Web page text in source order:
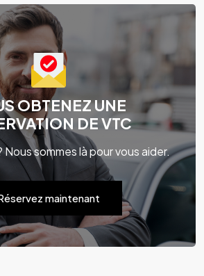
OBTENEZ UNE
DE VTC
sommes là pour vous aider.
maintenant